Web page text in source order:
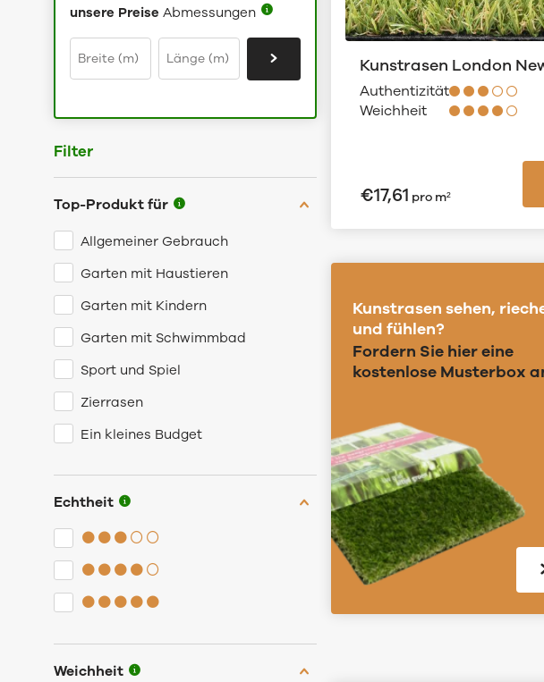
unsere Preise Abmessungen
Filter
Top-Produkt für
Allgemeiner Gebrauch
Garten mit Haustieren
Garten mit Kindern
Garten mit Schwimmbad
Sport und Spiel
Zierrasen
Ein kleines Budget
Echtheit
Weichheit
Kunstrasen London
Authentizität
Weichheit
€17,61 pro m²
Kunstrasen sehen,
und fühlen?
Fordern Sie hier eine
kostenlose Musterbox